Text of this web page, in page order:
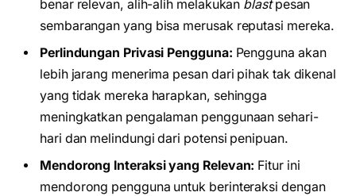
benar relevan, alih-alih melakukan blastpesan
sembarangan yang bisa merusak reputasi mereka.
Perlindungan Privasi Pengguna: Pengguna akan
lebih jarang menerima pesan dari pihak tak dikenal
yang tidak mereka harapkan, sehingga
meningkatkan pengalaman penggunaan sehari-
hari dan melindungi dari potensi penipuan.
Mendorong Interaksi yang Relevan: Fitur ini
mendorong pengguna untuk berinteraksi dengan